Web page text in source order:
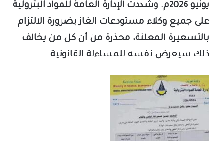
يونيو 2026م. وشددت الإدارة العامة للمواد البترولية
على جميع وكلاء مستودعات الغاز بضرورة الالتزام
بالتسعيرة المعلنة، محذرة من أن كل من يخالف
ذلك سيعرض نفسه للمساءلة القانونية.